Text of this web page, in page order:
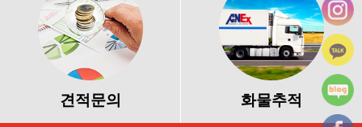
견적문의 화물추적